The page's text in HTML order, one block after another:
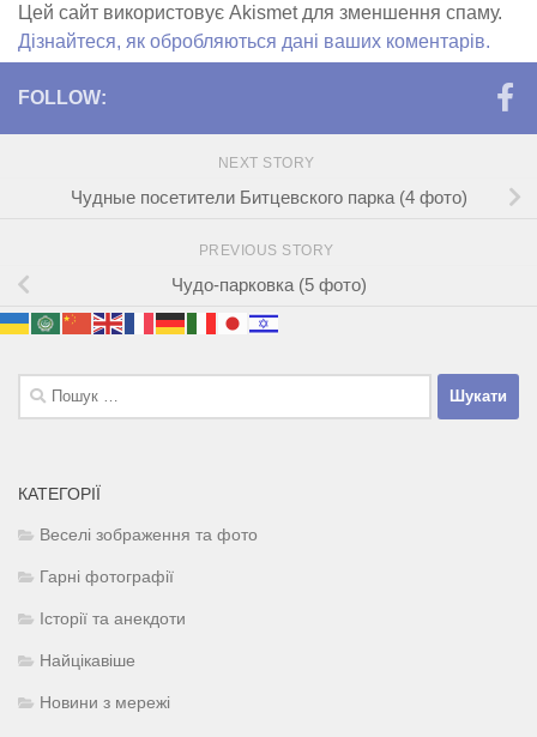
Цей сайт використовує Akismet для зменшення спаму.
Дізнайтеся, як обробляються дані ваших коментарів.
FOLLOW:
NEXT STORY
Чудные посетители Битцевского парка (4 фото)
PREVIOUS STORY
Чудо-парковка (5 фото)
Пошук:
КАТЕГОРІЇ
Веселі зображення та фото
Гарні фотографії
Історії та анекдоти
Найцікавіше
Новини з мережі